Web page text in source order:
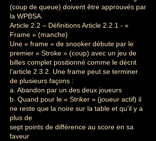
(coup de queue) doivent être approuvés par
la WPBSA.
Article 2.2 – Définitions Article 2.2.1 - «
Frame » (manche)
Une « frame » de snooker débute par le
premier « Stroke » (coup) avec un jeu de
billes complet positionné comme le décrit
l’article 2.3.2. Une frame peut se terminer
de plusieurs façons :
a. Abandon par un des deux joueurs
b. Quand pour le « Striker » (joueur actif) il
ne reste que la noire sur la table et qu’il y a
plus de
sept points de différence au score en sa
faveur